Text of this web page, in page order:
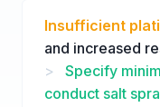
Insufficient
and increased
>
Specify
conduct salt